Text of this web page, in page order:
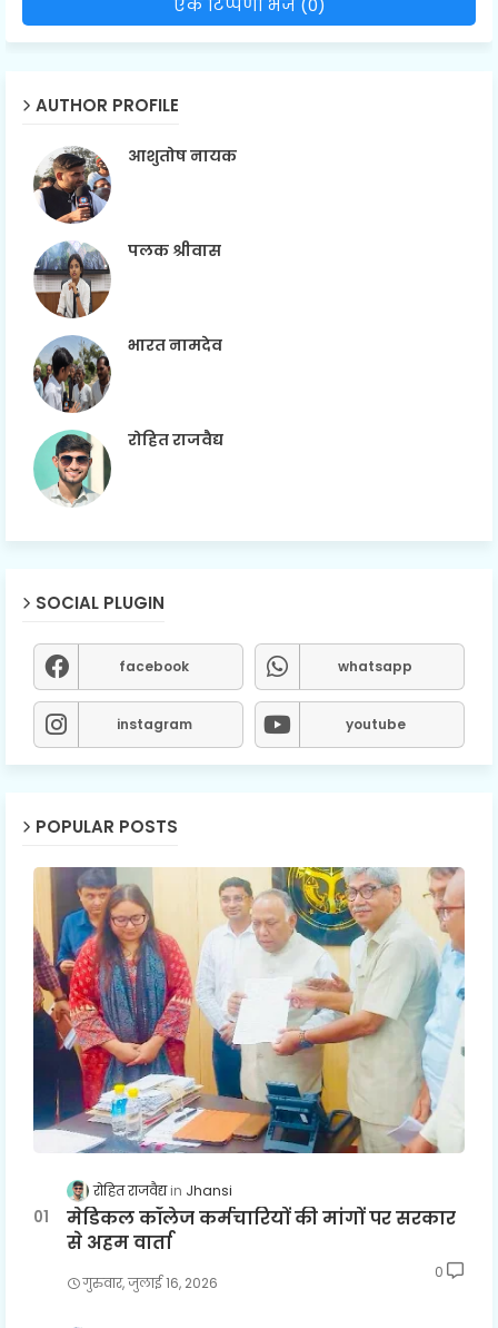
AUTHOR PROFILE
आशुतोष नायक
पलक श्रीवास
भारत नामदेव
रोहित राजवैद्य
SOCIAL PLUGIN
facebook whatsapp
instagram youtube
POPULAR POSTS
रोहित राजवैद्य Jhansi
मेडिकल कॉलेज कर्मचारियों की मांगों पर सरकार
से अहम वार्ता
गुरुवार, जुलाई 16, 2026
0